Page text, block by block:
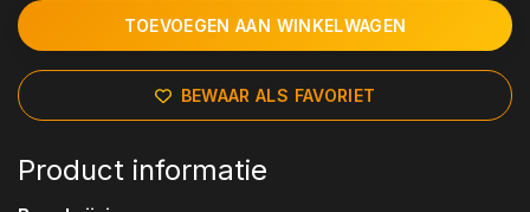
TOEVOEGEN AAN WINKELWAGEN
BEWAAR ALS FAVORIET
Product informatie